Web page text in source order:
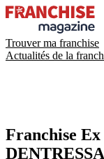
Trouver ma franchise
Actualités de la
Franchise Ex